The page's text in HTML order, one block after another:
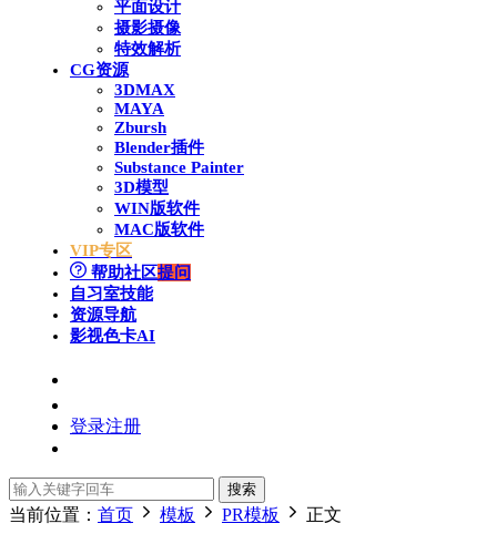
平面设计
摄影摄像
特效解析
CG资源
3DMAX
MAYA
Zbursh
Blender插件
Substance Painter
3D模型
WIN版软件
MAC版软件
VIP专区
帮助社区提问
自习室技能
资源导航
影视色卡AI
登录注册
搜索
当前位置： 首页 模板 PR模板 正文